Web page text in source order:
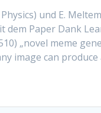
und E.
Paper Dank
„novel meme
image can